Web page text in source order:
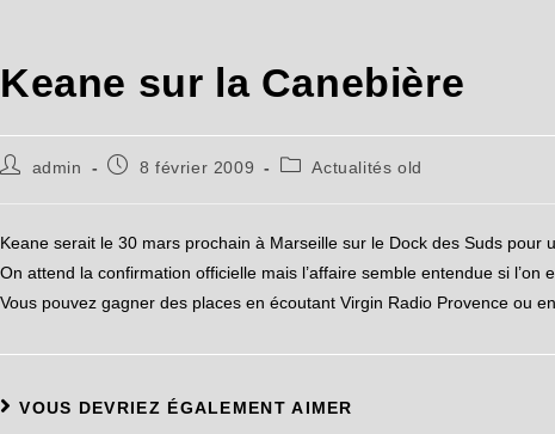
Keane sur la Canebière
admin 8 février 2009 Actualités old
Keane serait le 30 mars prochain à Marseille sur le Dock des Suds pour
On attend la confirmation officielle mais l’affaire semble entendue si l’on
Vous pouvez gagner des places en écoutant Virgin Radio Provence ou
VOUS DEVRIEZ ÉGALEMENT AIMER